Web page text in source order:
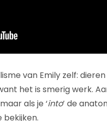
van Emily zelf:
het is smerig werk.
als je ‘into’ de